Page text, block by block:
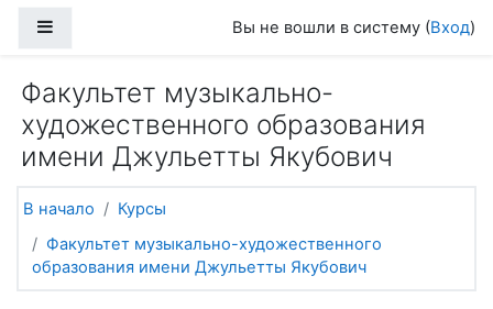
Вы не вошли в систему (Вход)
Факультет музыкально-
художественного образования
имени Джульетты Якубович
В начало
Курсы
Факультет музыкально-художественного
образования имени Джульетты Якубович